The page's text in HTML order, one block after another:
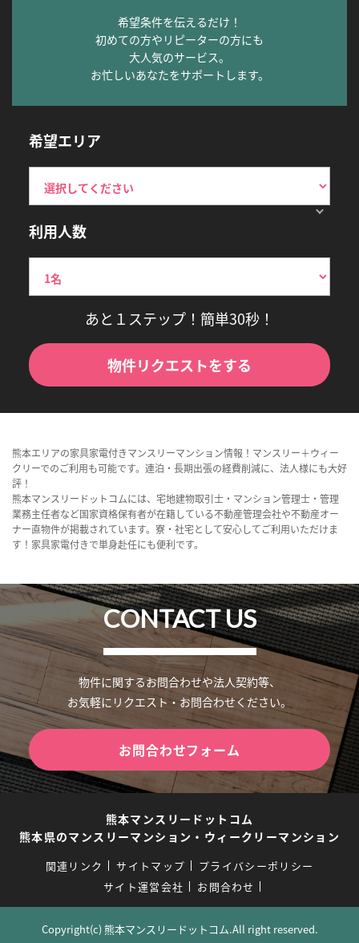
希望条件を伝えるだけ！
初めての方やリピーターの方にも
大人気のサービス。
お忙しいあなたをサポートします。
希望エリア
利用人数
あと１ステップ！簡単30秒！
物件リクエストをする
熊本エリアの家具家電付きマンスリーマンション情報！マンスリー＋ウィー
クリーでのご利用も可能です。連泊・長期出張の経費削減に、法人様にも大好
評！
熊本マンスリードットコムには、宅地建物取引士・マンション管理士・管理
業務主任者など国家資格保有者が在籍している不動産管理会社や不動産オー
ナー直物件が掲載されています。寮・社宅として安心してご利用いただけま
す！家具家電付きで単身赴任にも便利です。
CONTACT US
物件に関するお問合わせや法人契約等、
お気軽にリクエスト・お問合わせください。
お問合わせフォーム
熊本マンスリードットコム
熊本県のマンスリーマンション・ウィークリーマンション
関連リンク サイトマップ
プライバシーポリシー
サイト運営会社
お問合わせ
Copyright(c) 熊本マンスリードットコム.All right reserved.